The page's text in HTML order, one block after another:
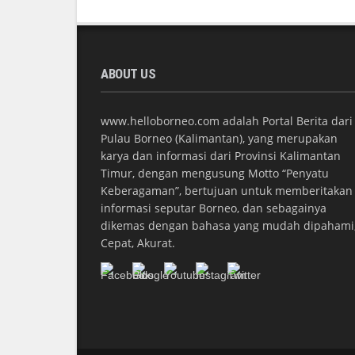
ABOUT US
www.helloborneo.com adalah Portal Berita dari
Pulau Borneo (Kalimantan), yang merupakan
karya dan informasi dari Provinsi Kalimantan
Timur, dengan mengusung Motto “Penyatu
Keberagaman”, bertujuan untuk memberitakan
informasi seputar Borneo, dan sebagainya
dikemas dengan bahasa yang mudah
Cepat, Akurat.